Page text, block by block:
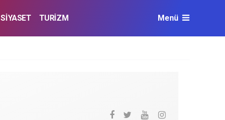
SİYASET TURİZM Menü